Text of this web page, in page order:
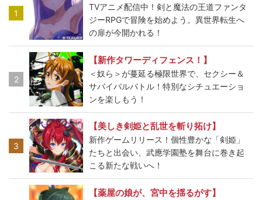
1
TVアニメ配信中！剣と魔法の王道ファンタ
ジーRPGで冒険を始めよう。異世界転生へ
の扉が今開かれる！
2
【新作タワーディフェンス！】
＜奴ら＞が蔓延る極限世界で、セクシー＆
サバイバルバトル！特別なシチュエーショ
ンを楽しもう！
3
【美しき剣姫と乱世を斬り拓け】
新作ゲームリリース！個性豊かな「剣姫」
たちと出会い、武應学園塾を舞台に巻き起
こる新たな戦いへ！
【薬屋の娘が、宮中を揺るがす】